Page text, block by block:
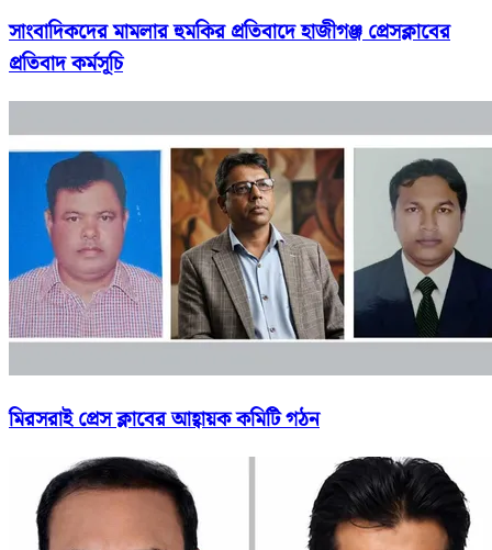
সাংবাদিকদের মামলার হুমকির প্রতিবাদে হাজীগঞ্জ প্রেসক্লাবের
প্রতিবাদ কর্মসূচি
মিরসরাই প্রেস ক্লাবের আহ্বায়ক কমিটি গঠন